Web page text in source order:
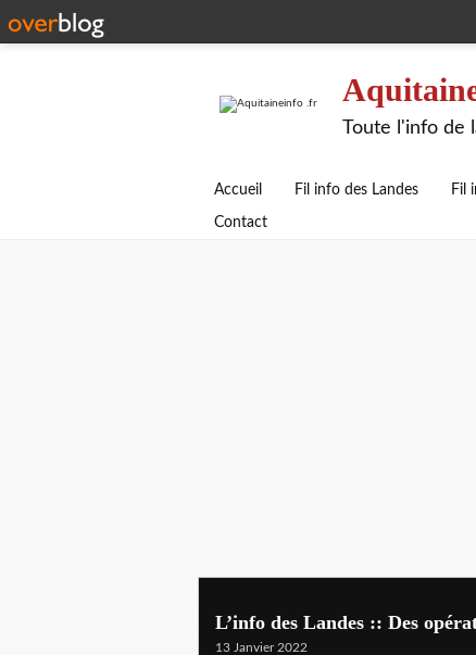
Toute l'info de
Accueil Fil info des Landes Fil
Contact
L’info des Landes :: Des
13 Janvier 2022